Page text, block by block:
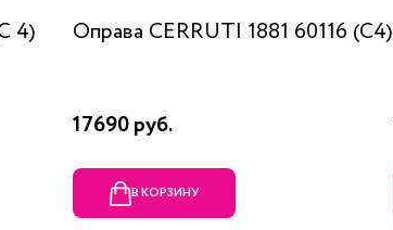
4) Оправа CERRUTI 1881 60116 (C4)
17690 руб.
В КОРЗИНУ